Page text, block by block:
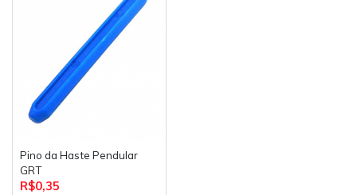
Pino da Haste Pendular
GRT
R$0,35